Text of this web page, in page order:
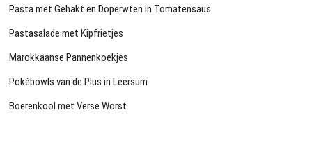
Pasta met Gehakt en Doperwten in Tomatensaus
Pastasalade met Kipfrietjes
Marokkaanse Pannenkoekjes
Pokébowls van de Plus in Leersum
Boerenkool met Verse Worst